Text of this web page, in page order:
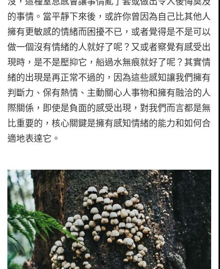
的事情。當平靜下來後，或許你曾因為自己比其他人
擁有更敏感的情緒而困擾不已，或者覺得是不是可以
做一個沒有情緒的人就好了呢？又或者察覺有感受出
現時，是不是壓抑它，船過水無痕就好了呢？其實情
緒的出現是再正常不過的，因為這些感知讓我們擁有
判斷力、保有熱情、主動關心人事物和擁有融洽的人
際關係，即使是負面的感受出現，對我們而言都是無
比重要的，核心關鍵是擁有感知情緒的能力和如何合
適地表達它。